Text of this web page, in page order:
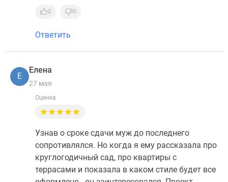
0 0
Ответить
Е
Елена
27 мая
Оценка
Узнав о сроке сдачи муж до последнего
сопротивлялся. Но когда я ему рассказала про
круглогодичный сад, про квартиры с
террасами и показала в каком стиле будет все